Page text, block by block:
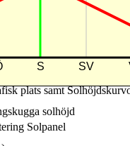
plats samt
solhöjd
Solpanel